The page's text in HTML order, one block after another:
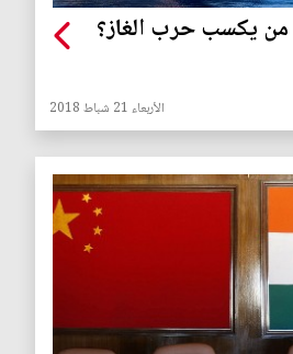
من يكسب حرب الغاز؟
الأربعاء 21 شباط 2018